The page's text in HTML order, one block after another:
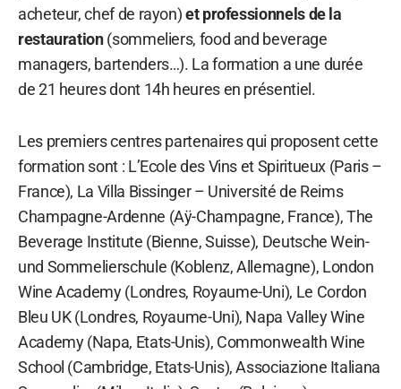
acheteur, chef de rayon)et professionnels de la
restauration(sommeliers, food and beverage
managers, bartenders…). La formation a une durée
de 21 heures dont 14h heures en présentiel.
Les premiers centres partenaires qui proposent cette
formation sont : L’Ecole des Vins et Spiritueux (Paris –
France), La Villa Bissinger – Université de Reims
Champagne-Ardenne (Aÿ-Champagne, France), The
Beverage Institute (Bienne, Suisse), Deutsche Wein-
und Sommelierschule (Koblenz, Allemagne), London
Wine Academy (Londres, Royaume-Uni), Le Cordon
Bleu UK (Londres, Royaume-Uni), Napa Valley Wine
Academy (Napa, Etats-Unis), Commonwealth Wine
School (Cambridge, Etats-Unis), Associazione Italiana